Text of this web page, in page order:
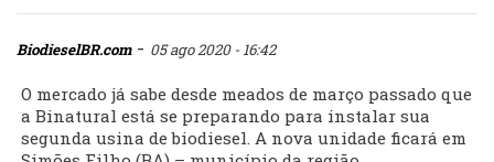
BiodieselBR.com- 05 ago 2020 - 16:42
O mercado já sabe desde meados de março passado que
a Binatural está se preparando para instalar sua
segunda usina de biodiesel. A nova unidade ficará em